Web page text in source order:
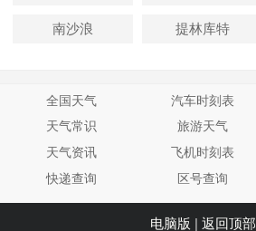
南沙浪 提林库特
全国天气 汽车时刻表
天气常识
旅游天气
天气资讯
飞机时刻表
快递查询
区号查询
电脑版 | 返回顶部